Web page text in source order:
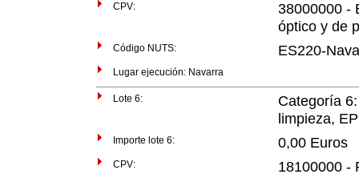
CPV:
38000000 -
óptico y de
Código NUTS: ES220-
Lugar ejecución: Navarra
Lote 6:
Categoría
limpieza,
Importe lote 6: 0,00 Euros
CPV:
18100000 -